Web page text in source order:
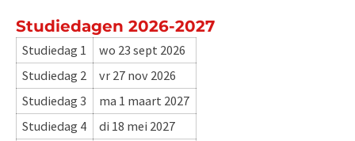
Studiedagen 2026-2027
Studiedag 1
wo 23 sept 2026
Studiedag 2
vr 27 nov 2026
Studiedag 3
ma 1 maart 2027
Studiedag 4
di 18 mei 2027